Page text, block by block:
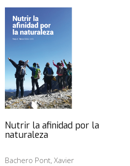
Nutrir la afinidad por la
naturaleza
Bachero Pont, Xavier